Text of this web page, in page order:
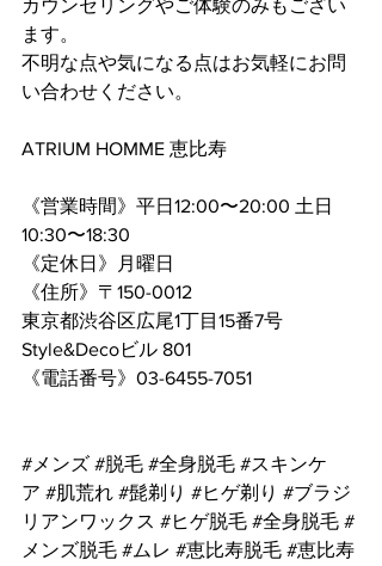
カウンセリングやご体験のみもござい
ます。
不明な点や気になる点はお気軽にお問
い合わせください。
ATRIUM HOMME 恵比寿
《営業時間》平日12:00〜20:00 土日
10:30〜18:30
《定休日》月曜日
《住所》〒150-0012
東京都渋谷区広尾1丁目15番7号
Style&Decoビル 801
《電話番号》 03-6455-7051
#メンズ #脱毛 #全身脱毛 #スキンケ
ア #肌荒れ #髭剃り #ヒゲ剃り #ブラジ
リアンワックス #ヒゲ脱毛 #全身脱毛 #
メンズ脱毛 #ムレ #恵比寿脱毛 #恵比寿